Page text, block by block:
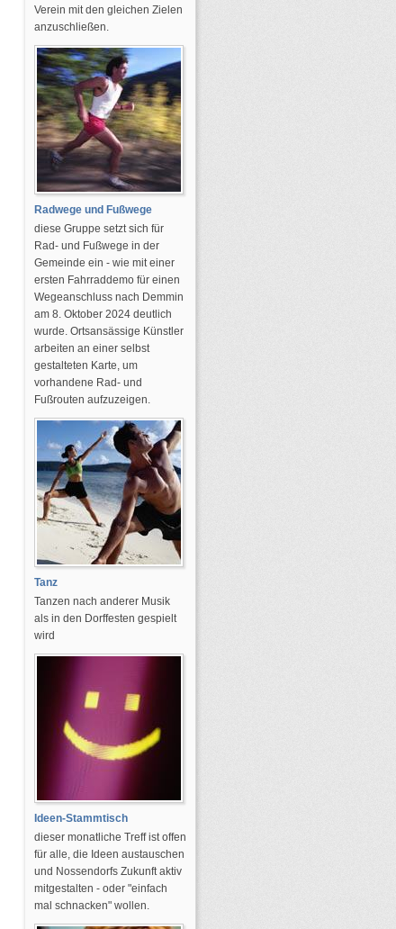
Verein mit den gleichen Zielen
anzuschließen.
Radwege und Fußwege
diese Gruppe setzt sich für
Rad- und Fußwege in der
Gemeinde ein - wie mit einer
ersten Fahrraddemo für einen
Wegeanschluss nach Demmin
am 8. Oktober 2024 deutlich
wurde. Ortsansässige Künstler
arbeiten an einer selbst
gestalteten Karte, um
vorhandene Rad- und
Fußrouten aufzuzeigen.
Tanz
Tanzen nach anderer Musik
als in den Dorffesten gespielt
wird
Ideen-Stammtisch
dieser monatliche Treff ist offen
für alle, die Ideen austauschen
und Nossendorfs Zukunft aktiv
mitgestalten - oder "einfach
mal schnacken" wollen.